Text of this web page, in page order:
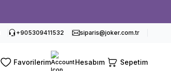
+905309411532 siparis@joker.com.tr
Favorilerim Hesabım Sepetim